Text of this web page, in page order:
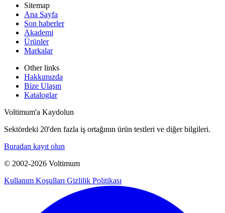
Sitemap
Ana Sayfa
Son haberler
Akademi
Ürünler
Markalar
Other links
Hakkımızda
Bize Ulaşın
Kataloglar
Voltimum'a Kaydolun
Sektördeki 20'den fazla iş ortağının ürün testleri ve diğer bilgileri.
Buradan kayıt olun
© 2002-2026 Voltimum
Kullanım Koşulları Gizlilik Politikası